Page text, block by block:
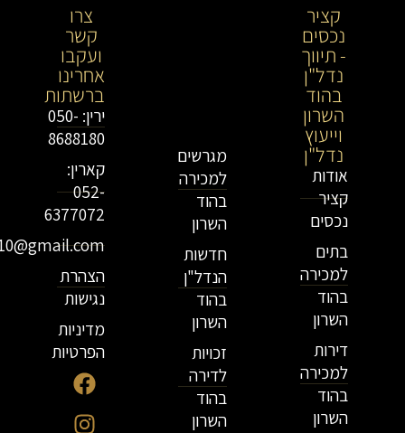
קציר
נכסים
- תיווך
נדל"ן
בהוד
השרון
וייעוץ
נדל"ן
אודות
קציר
נכסים
בתים
למכירה
בהוד
השרון
דירות
למכירה
בהוד
השרון
מגרשים
למכירה
בהוד
השרון
חדשות
הנדל"ן
בהוד
השרון
זכויות
לדירה
בהוד
השרון
צרו
קשר
ועקבו
אחרינו
ברשתות
ירין: 050-
8688180
קארין:
052-
6377072
הצהרת
נגישות
מדיניות
הפרטיות